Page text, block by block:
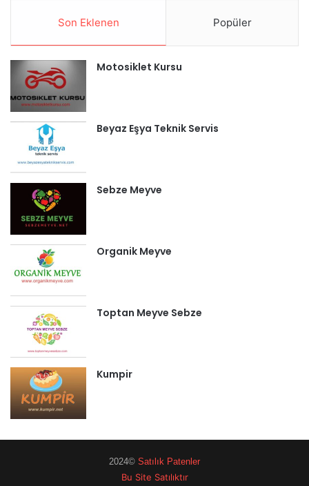
Son Eklenen Popüler
Motosiklet Kursu
Beyaz Eşya Teknik Servis
Sebze Meyve
Organik Meyve
Toptan Meyve Sebze
Kumpir
2024© Satılık Patenler
Bu Site Satılıktır